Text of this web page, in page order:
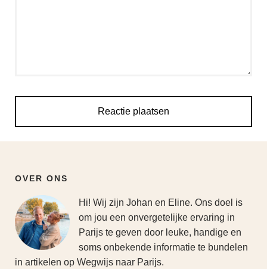
OVER ONS
Hi! Wij zijn Johan en Eline. Ons doel is
om jou een onvergetelijke ervaring in
Parijs te geven door leuke, handige en
soms onbekende informatie te bundelen
in artikelen op Wegwijs naar Parijs.